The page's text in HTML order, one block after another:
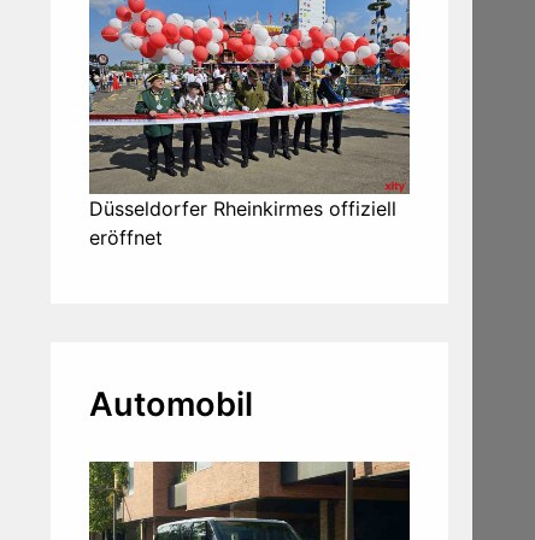
Düsseldorfer Rheinkirmes offiziell
eröffnet
Automobil